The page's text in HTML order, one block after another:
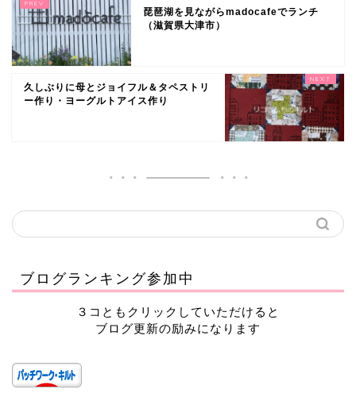
琵琶湖を見ながらmadocafeでランチ
（滋賀県大津市）
久しぶりに母とジョイフル＆タペストリ
ー作り・ヨーグルトアイス作り
ブログランキング参加中
３コともクリックしていただけると
ブログ更新の励みになります